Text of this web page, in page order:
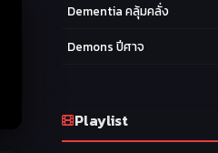
Dementia คลุ้มคลั่ง
Demons ปีศาจ
Ecchi หื่น
Playlist